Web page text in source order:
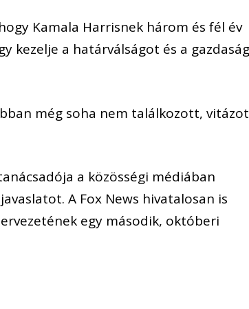
Kamala Harrisnek három és fél év
kezelje a határválságot és a
még soha nem találkozott,
a közösségi médiában
A Fox News hivatalosan is
egy második, októberi